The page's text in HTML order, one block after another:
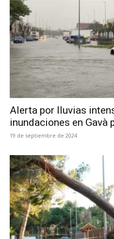
Alerta por lluvias
inundaciones en Gavà
19 de septiembre de 2024